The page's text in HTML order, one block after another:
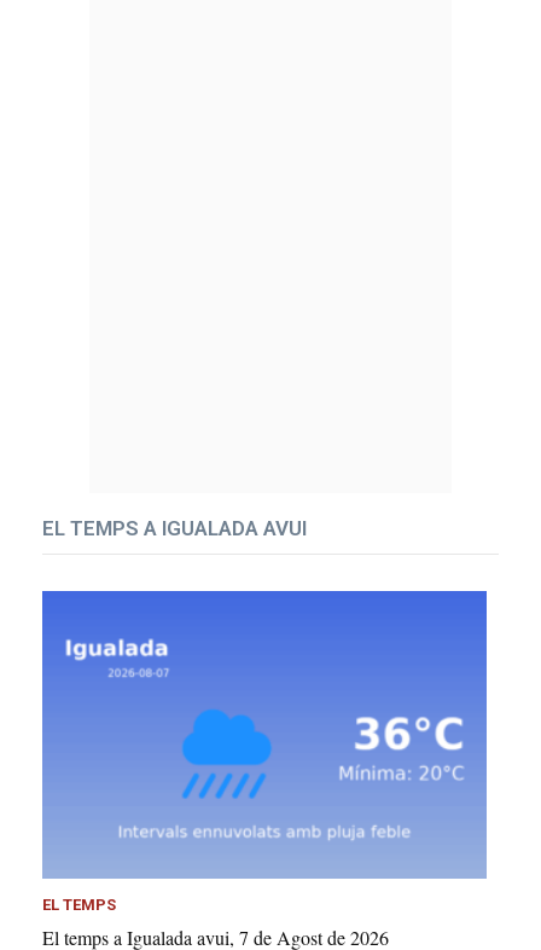
EL TEMPS A IGUALADA AVUI
EL TEMPS
El temps a Igualada avui, 7 de Agost de 2026